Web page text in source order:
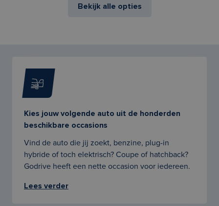
Bekijk alle opties
Kies jouw volgende auto uit de honderden
beschikbare occasions
Vind de auto die jij zoekt, benzine, plug-in
hybride of toch elektrisch? Coupe of hatchback?
Godrive heeft een nette occasion voor iedereen.
Lees verder